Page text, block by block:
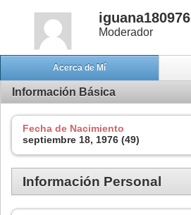
iguana180976
Moderador
Acerca de Mí
Información Básica
Fecha de Nacimiento
septiembre 18, 1976 (49)
Información Personal